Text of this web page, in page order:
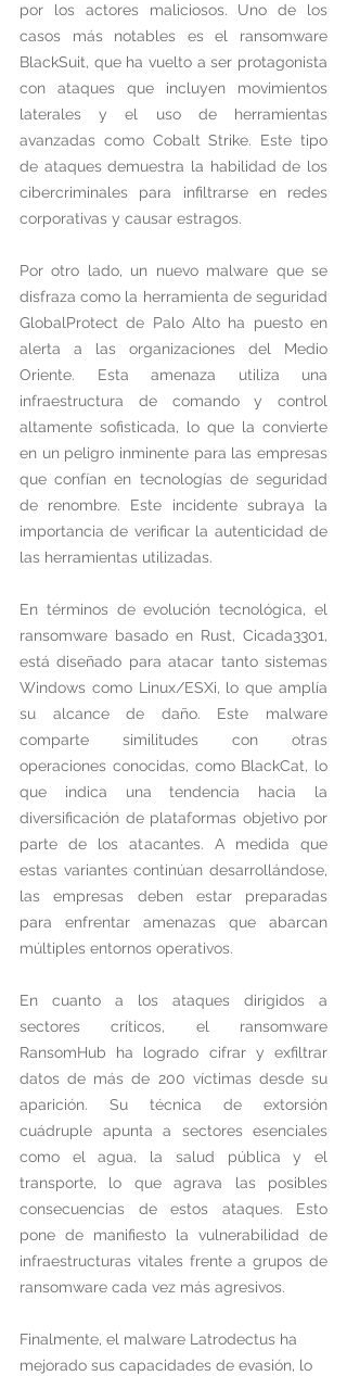
por los actores maliciosos. Uno de los
casos más notables es el ransomware
BlackSuit, que ha vuelto a ser protagonista
con ataques que incluyen movimientos
laterales y el uso de herramientas
avanzadas como Cobalt Strike. Este tipo
de ataques demuestra la habilidad de los
cibercriminales para infiltrarse en redes
corporativas y causar estragos.
Por otro lado, un nuevo malware que se
disfraza como la herramienta de seguridad
GlobalProtect de Palo Alto ha puesto en
alerta a las organizaciones del Medio
Oriente. Esta amenaza utiliza una
infraestructura de comando y control
altamente sofisticada, lo que la convierte
en un peligro inminente para las empresas
que confían en tecnologías de seguridad
de renombre. Este incidente subraya la
importancia de verificar la autenticidad de
las herramientas utilizadas.
En términos de evolución tecnológica, el
ransomware basado en Rust, Cicada3301,
está diseñado para atacar tanto sistemas
Windows como Linux/ESXi, lo que amplía
su alcance de daño. Este malware
comparte similitudes con otras
operaciones conocidas, como BlackCat, lo
que indica una tendencia hacia la
diversificación de plataformas objetivo por
parte de los atacantes. A medida que
estas variantes continúan desarrollándose,
las empresas deben estar preparadas
para enfrentar amenazas que abarcan
múltiples entornos operativos.
En cuanto a los ataques dirigidos a
sectores críticos, el ransomware
RansomHub ha logrado cifrar y exfiltrar
datos de más de 200 víctimas desde su
aparición. Su técnica de extorsión
cuádruple apunta a sectores esenciales
como el agua, la salud pública y el
transporte, lo que agrava las posibles
consecuencias de estos ataques. Esto
pone de manifiesto la vulnerabilidad de
infraestructuras vitales frente a grupos de
ransomware cada vez más agresivos.
Finalmente, el malware Latrodectus ha
mejorado sus capacidades de evasión, lo